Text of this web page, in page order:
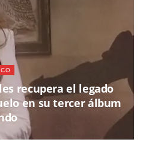
recupera el legado
en su tercer álbum